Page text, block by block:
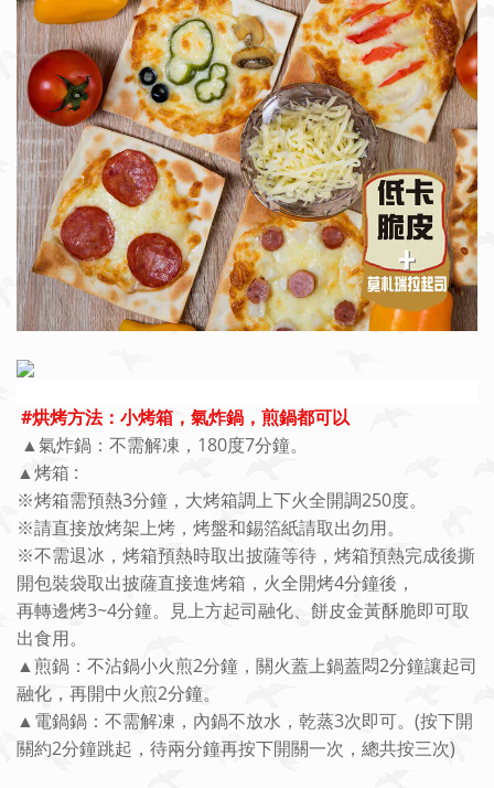
#烘烤方法：小烤箱，氣炸鍋，煎鍋都可以
▲氣炸鍋：不需解凍， 180度7分鐘。
▲烤箱 :
※烤箱需預熱3分鐘，大烤箱調上下火全開調250度。
※請直接放烤架上烤，烤盤和錫箔紙請取出勿用。
※不需退冰，烤箱預熱時取出披薩等待，烤箱預熱完成後撕
開包裝袋取出披薩直接進烤箱，火全開烤4分鐘後，
再轉邊烤3~4分鐘。見上方起司融化、餅皮金黃酥脆即可取
出食用。
▲煎鍋：不沾鍋小火煎2分鐘，關火蓋上鍋蓋悶2分鐘讓起司
融化，再開中火煎2分鐘。
▲電鍋鍋：不需解凍，內鍋不放水，乾蒸3次即可。 (按下開
關約2分鐘跳起，待兩分鐘再按下開關一次，總共按三次)